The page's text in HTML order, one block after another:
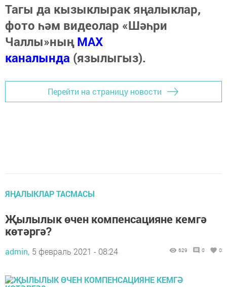
Тагы да кызыклырак яңалыклар,
фото һәм видеолар «Шәһри
Чаллы»ныңMAX
каналында (язылыгыз).
Перейти на страницу новости
ЯҢАЛЫКЛАР ТАСМАСЫ
Җылылык өчен компенсацияне кемгә
көтәргә?
admin, 5 февраль 2021 - 08:24 629 0 0